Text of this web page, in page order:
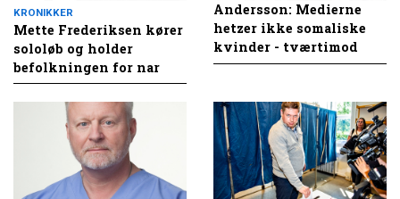
KRONIKKER
Mette Frederiksen kører
sololøb og holder
befolkningen for nar
Andersson: Medierne
hetzer ikke somaliske
kvinder - tværtimod